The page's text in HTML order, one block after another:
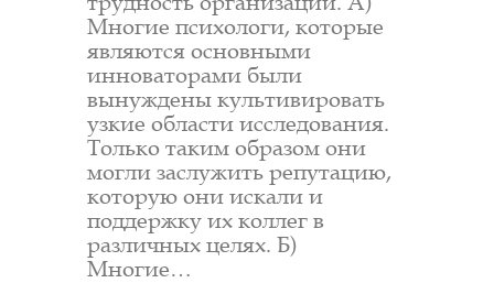
Многие психологи, которые
являются основными
инноваторами были
вынуждены культивировать
узкие области исследования.
Только таким образом они
могли заслужить репутацию,
которую они искали и
поддержку их коллег в
различных целях. Б)
Многие…